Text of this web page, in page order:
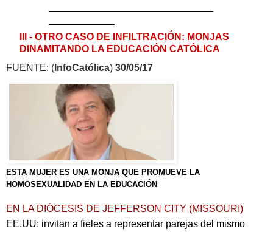
III - OTRO CASO DE INFILTRACIÓN: MONJAS
DINAMITANDO LA EDUCACIÓN CATÓLICA
FUENTE: ( InfoCatólica) 30/05/17
ESTA MUJER ES UNA MONJA QUE PROMUEVE LA
HOMOSEXUALIDAD EN LA EDUCACIÓN
EN LA DIÓCESIS DE JEFFERSON CITY (MISSOURI)
EE.UU: invitan a fieles a representar parejas del mismo